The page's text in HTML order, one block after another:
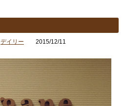
デイリー 2015/12/11